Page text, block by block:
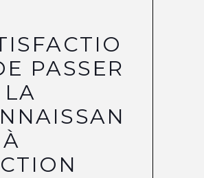
PASSER
LA